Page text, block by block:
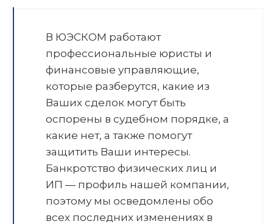
В ЮЭСКОМ работают
профессиональные юристы и
финансовые управляющие,
которые разберутся, какие из
Ваших сделок могут быть
оспорены в судебном порядке, а
какие нет, а также помогут
защитить Ваши интересы.
Банкротство физических лиц и
ИП — профиль нашей компании,
поэтому мы осведомлены обо
всех последних изменениях в